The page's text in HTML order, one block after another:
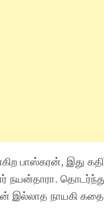
பாஸ்கரன், இது
நயன்தாரா.
இல்லாத நாயகி